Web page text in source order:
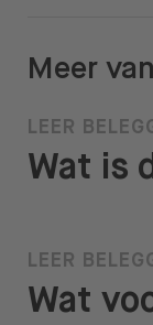
Meer
LEER
Wat is
LEER
Wat